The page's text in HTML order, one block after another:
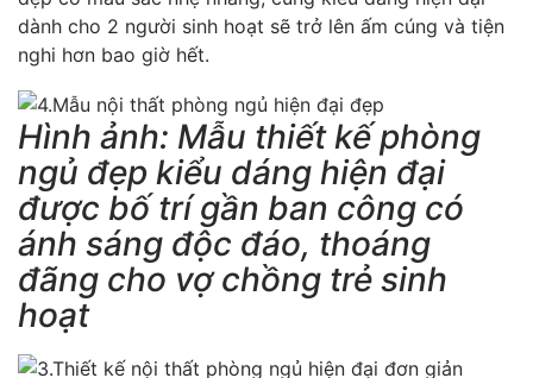
dành cho 2 người sinh hoạt sẽ trở lên ấm cúng và tiện
nghi hơn bao giờ hết.
Hình ảnh: Mẫu thiết kế phòng
ngủ đẹp kiểu dáng hiện đại
được bố trí gần ban công có
ánh sáng độc đáo, thoáng
đãng cho vợ chồng trẻ sinh
hoạt